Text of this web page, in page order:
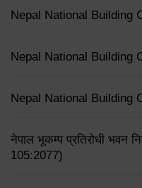
Nepal National Building
Nepal National Building
Nepal National Building
नेपाल भूकम्प प्रतिरोधी भवन
105:2077)